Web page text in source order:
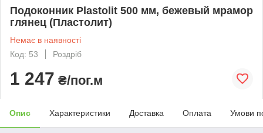
Подоконник Plastolit 500 мм, бежевый мрамор
глянец (Пластолит)
Немає в наявності
Код: 53
Роздріб
1 247 ₴/пог.м
Опис Характеристики Доставка Оплата Умови